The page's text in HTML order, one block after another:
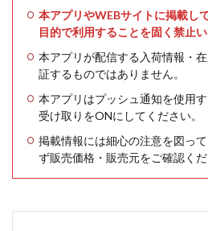
本アプリやWEBサイトに掲載し
目的で利用することを固く禁止い
本アプリが配信する入荷情報・
証するものではありません。
本アプリはプッシュ通知を使用
受け取りをONにしてください。
掲載情報には細心の注意を図っ
ず販売価格・販売元をご確認くだ